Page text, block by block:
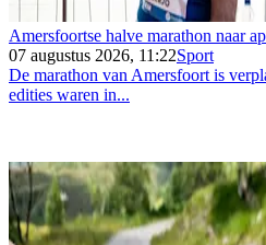
Amersfoortse halve marathon naar
07 augustus 2026, 11:22Sport
De marathon van Amersfoort is
edities waren in...